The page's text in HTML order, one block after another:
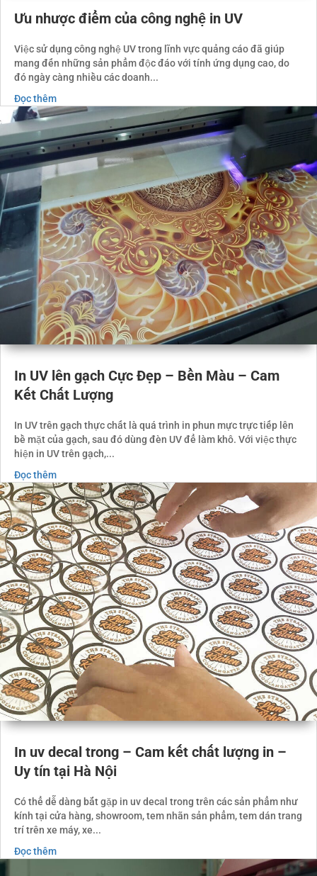
Ưu nhược điểm của công nghệ in UV
Việc sử dụng công nghệ UV trong lĩnh vực quảng cáo đã giúp
mang đến những sản phẩm độc đáo với tính ứng dụng cao, do
đó ngày càng nhiều các doanh...
Đọc thêm
In UV lên gạch Cực Đẹp – Bền Màu – Cam
Kết Chất Lượng
In UV trên gạch thực chất là quá trình in phun mực trực tiếp lên
bề mặt của gạch, sau đó dùng đèn UV để làm khô. Với việc thực
hiện in UV trên gạch,...
Đọc thêm
In uv decal trong – Cam kết chất lượng in –
Uy tín tại Hà Nội
Có thể dễ dàng bắt gặp in uv decal trong trên các sản phẩm như
kính tại cửa hàng, showroom, tem nhãn sản phẩm, tem dán trang
trí trên xe máy, xe...
Đọc thêm